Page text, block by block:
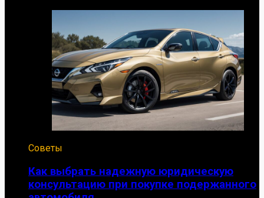
Советы
Как выбрать надежную юридическую
консультацию при покупке подержанного